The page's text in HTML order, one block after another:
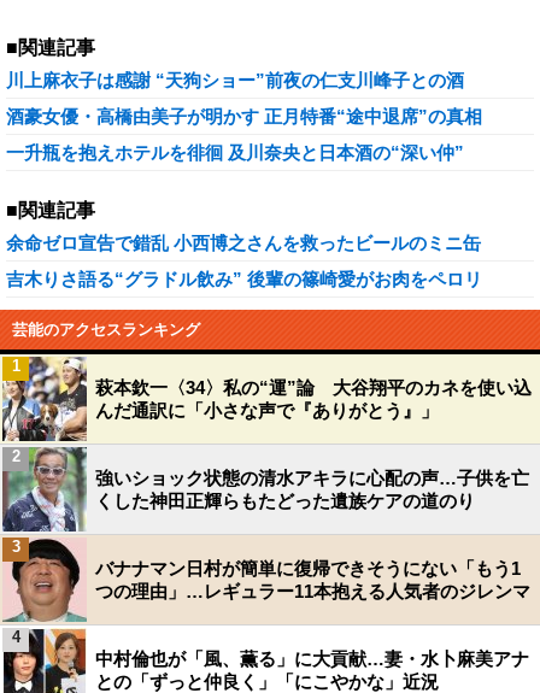
■関連記事
川上麻衣子は感謝 “天狗ショー”前夜の仁支川峰子との酒
酒豪女優・高橋由美子が明かす 正月特番“途中退席”の真相
一升瓶を抱えホテルを徘徊 及川奈央と日本酒の“深い仲”
■関連記事
余命ゼロ宣告で錯乱 小西博之さんを救ったビールのミニ缶
吉木りさ語る“グラドル飲み” 後輩の篠崎愛がお肉をペロリ
芸能のアクセスランキング
萩本欽一〈34〉私の“運”論 大谷翔平のカネを使い込
んだ通訳に「小さな声で『ありがとう』」
1
強いショック状態の清水アキラに心配の声…子供を亡
くした神田正輝らもたどった遺族ケアの道のり
2
バナナマン日村が簡単に復帰できそうにない「もう1
つの理由」…レギュラー11本抱える人気者のジレンマ
3
中村倫也が「風、薫る」に大貢献…妻・水卜麻美アナ
との「ずっと仲良く」「にこやかな」近況
4